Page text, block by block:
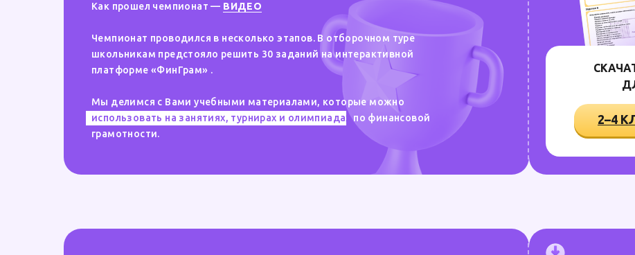
Как прошел чемпионат — ВИДЕО
Чемпионат проводился в несколько этапов. В отборочном туре
школьникам предстояло решить 30 заданий на интерактивной
платформе «ФинГрам» .
Мы делимся с Вами учебными материалами, которые можно
использовать на занятиях, турнирах и олимпиадахпо финансовой
грамотности.
2–4